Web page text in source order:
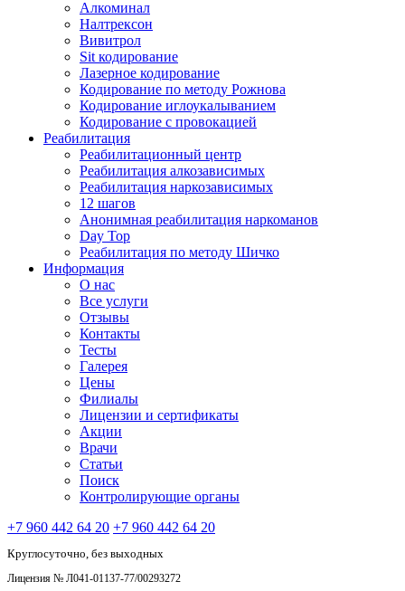
Алкоминал
Налтрексон
Вивитрол
Sit кодирование
Лазерное кодирование
Кодирование по методу Рожнова
Кодирование иглоукалыванием
Кодирование с провокацией
Реабилитация
Реабилитационный центр
Реабилитация алкозависимых
Реабилитация наркозависимых
12 шагов
Анонимная реабилитация наркоманов
Day Top
Реабилитация по методу Шичко
Информация
О нас
Все услуги
Отзывы
Контакты
Тесты
Галерея
Цены
Филиалы
Лицензии и сертификаты
Акции
Врачи
Статьи
Поиск
Контролирующие органы
+7 960 442 64 20 +7 960 442 64 20
Круглосуточно, без выходных
Лицензия № Л041-01137-77/00293272